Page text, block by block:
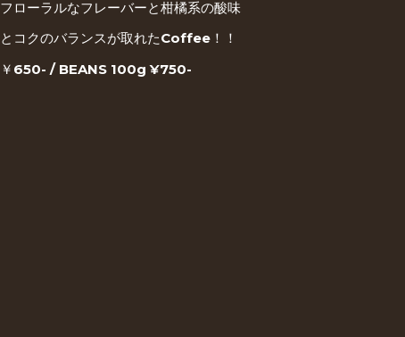
フローラルなフレーバーと柑橘系の酸味
とコクのバランスが取れたCoffee！！
￥650- / BEANS 100g ¥750-